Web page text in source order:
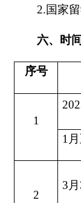
2.国家
六、时
序号
1
1
2
3